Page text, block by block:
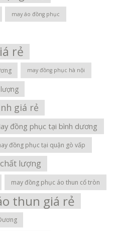
may áo đồng phục
rẻ
may đồng phục hà nội
giá rẻ
đồng phục tại bình dương
đồng phục tại quận gò vấp
lượng
may đồng phục áo thun cổ tròn
thun giá rẻ